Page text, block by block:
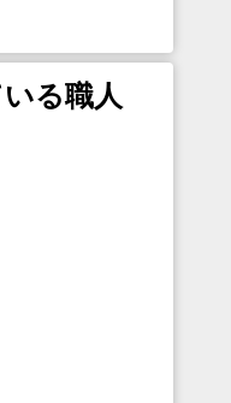
る職人